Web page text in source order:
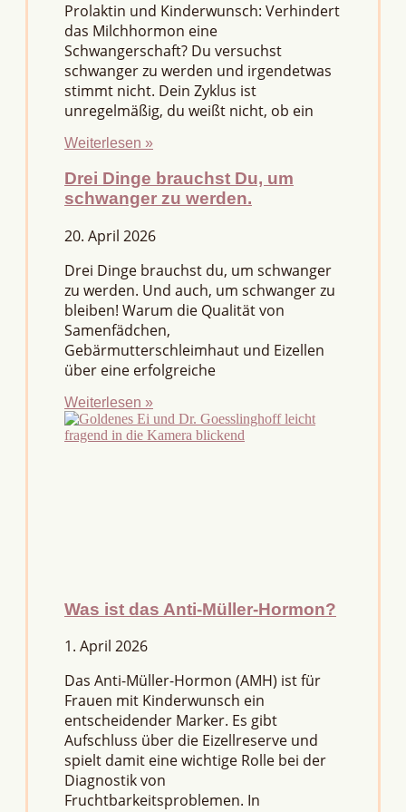
Prolaktin und Kinderwunsch: Verhindert
das Milchhormon eine
Schwangerschaft? Du versuchst
schwanger zu werden und irgendetwas
stimmt nicht. Dein Zyklus ist
unregelmäßig, du weißt nicht, ob ein
Weiterlesen »
Drei Dinge brauchst Du, um
schwanger zu werden.
20. April 2026
Drei Dinge brauchst du, um schwanger
zu werden. Und auch, um schwanger zu
bleiben! Warum die Qualität von
Samenfädchen,
Gebärmutterschleimhaut und Eizellen
über eine erfolgreiche
Weiterlesen »
Was ist das Anti-Müller-Hormon?
1. April 2026
Das Anti-Müller-Hormon (AMH) ist für
Frauen mit Kinderwunsch ein
entscheidender Marker. Es gibt
Aufschluss über die Eizellreserve und
spielt damit eine wichtige Rolle bei der
Diagnostik von
Fruchtbarkeitsproblemen. In